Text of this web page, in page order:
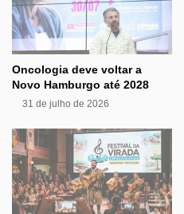
Oncologia deve voltar a
Novo Hamburgo até 2028
31 de julho de 2026